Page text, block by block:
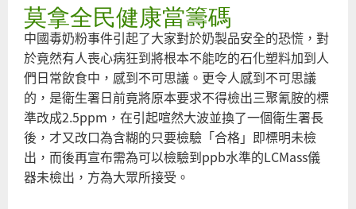
莫拿全民健康當籌碼
中國毒奶粉事件引起了大家對於奶製品安全的恐慌，對
於竟然有人喪心病狂到將根本不能吃的石化塑料加到人
們日常飲食中，感到不可思議。更令人感到不可思議
的，是衛生署日前竟將原本要求不得檢出三聚氰胺的標
準改成2.5ppm，在引起喧然大波並換了一個衛生署長
後，才又改口為含糊的只要檢驗「合格」即標明未檢
出，而後再宣布需為可以檢驗到ppb水準的LCMass儀
器未檢出，方為大眾所接受。